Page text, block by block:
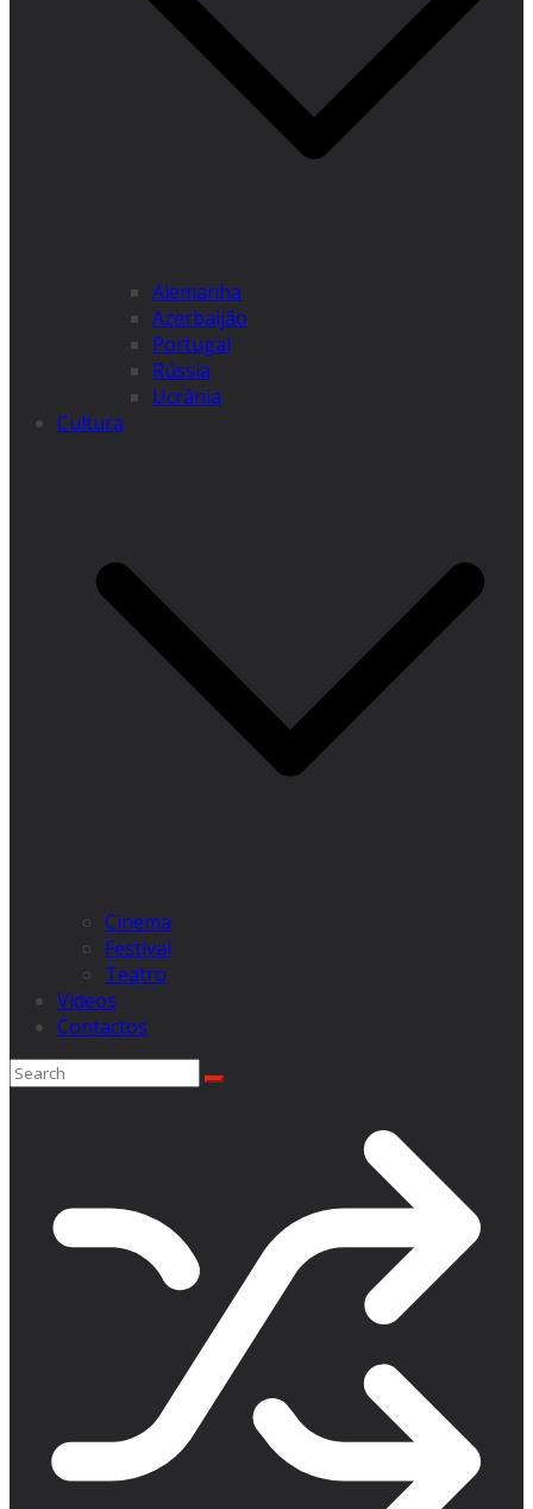
Alemanha
Azerbaijão
Portugal
Rússia
Ucrânia
Cultura
Cinema
Festival
Teatro
Videos
Contactos